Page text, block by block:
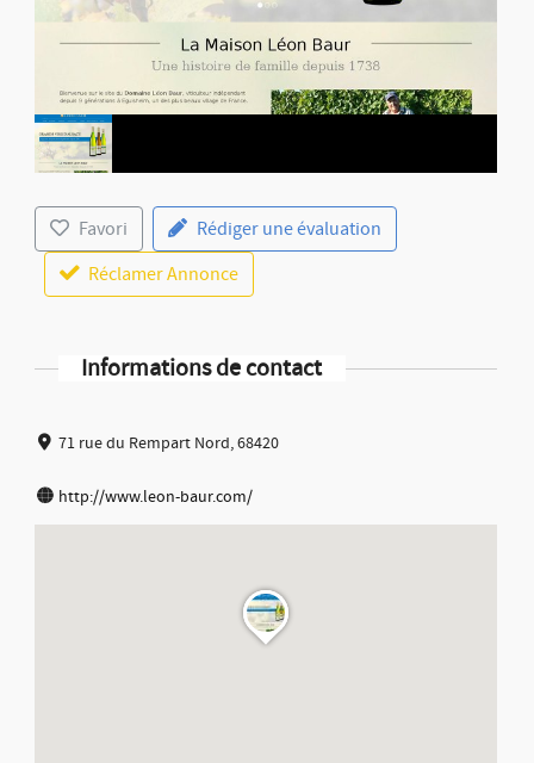
Favori
Rédiger une évaluation
Réclamer Annonce
Informations de contact
71 rue du Rempart Nord, 68420
http://www.leon-baur.com/